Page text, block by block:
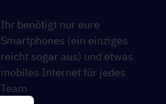
Ihr benötigt nur eure
Smartphones (ein einziges
reicht sogar aus) und etwas
mobiles Internet für jedes
Team